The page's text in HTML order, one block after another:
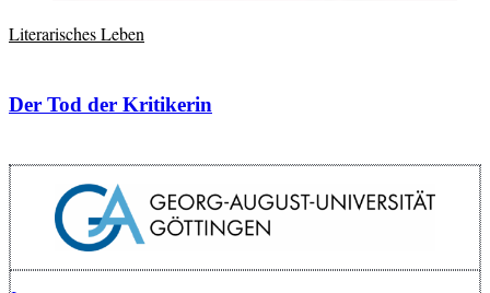
Literarisches Leben
Der Tod der Kritikerin